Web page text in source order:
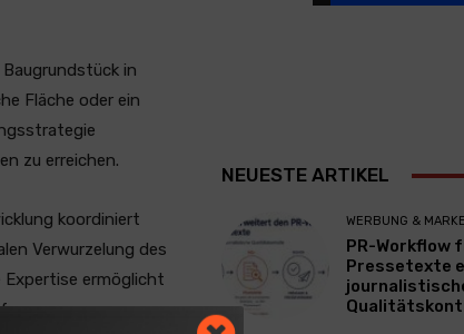
in
Fläche oder ein
zu erreichen.
koordiniert
Verwurzelung des
Expertise ermöglicht
NEUESTE ARTIKEL
WERBUNG &
PR-Workflow
Pressetexte